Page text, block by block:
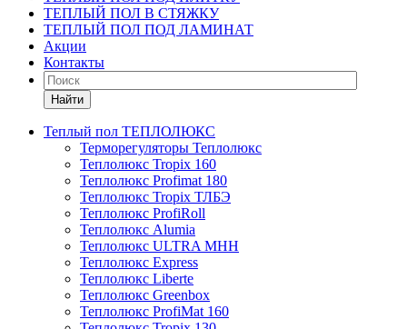
ТЕПЛЫЙ ПОЛ В СТЯЖКУ
ТЕПЛЫЙ ПОЛ ПОД ЛАМИНАТ
Акции
Контакты
Найти
Теплый пол ТЕПЛОЛЮКС
Терморегуляторы Теплолюкс
Теплолюкс Tropix 160
Теплолюкс Profimat 180
Теплолюкс Tropix ТЛБЭ
Теплолюкс ProfiRoll
Теплолюкс Alumia
Теплолюкс ULTRA МНН
Теплолюкс Express
Теплолюкс Liberte
Теплолюкс Greenbox
Теплолюкс ProfiMat 160